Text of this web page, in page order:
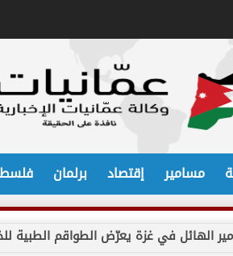
مسامير إقتصاد برلمان
الهائل في غزة يعرّض الطواقم الطبية